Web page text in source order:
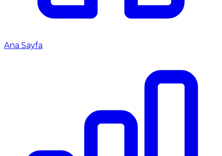
Ana Sayfa